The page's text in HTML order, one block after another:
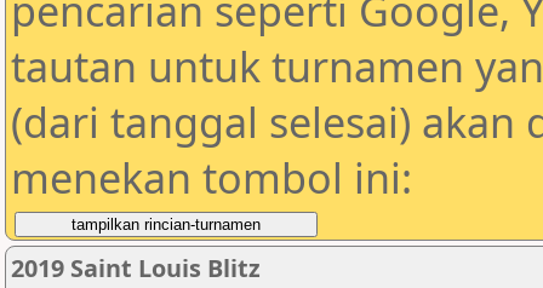
tautan untuk turnamen
(dari tanggal selesai) akan
menekan tombol ini:
2019 Saint Louis Blitz